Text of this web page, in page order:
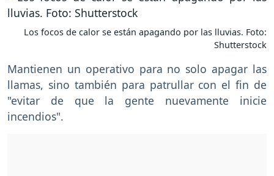
Los focos de calor se están apagando por las lluvias. Foto:
Shutterstock
Mantienen un operativo para no solo apagar las
llamas, sino también para patrullar con el fin de
"evitar de que la gente nuevamente inicie
incendios".